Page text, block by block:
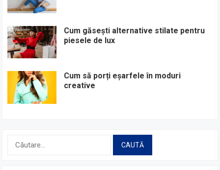
Cum găsești alternative stilate pentru
piesele de lux
Cum să porți eșarfele în moduri
creative
Caută